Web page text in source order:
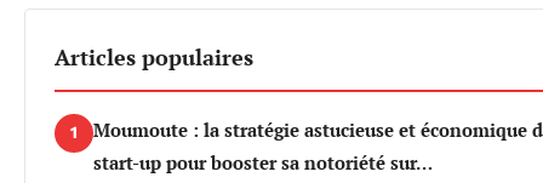
Articles populaires
1
Moumoute : la stratégie astucieuse et économique
start-up pour booster sa notoriété sur…